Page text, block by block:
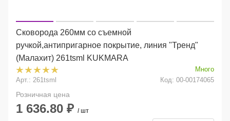
Сковорода 260мм со съемной
ручкой,антипригарное покрытие, линия "Тренд"
(Малахит) 261tsml KUKMARA
Много
Арт.: 261tsml
Код: 00-00174065
Розничная цена
1 636.80 ₽ / шт